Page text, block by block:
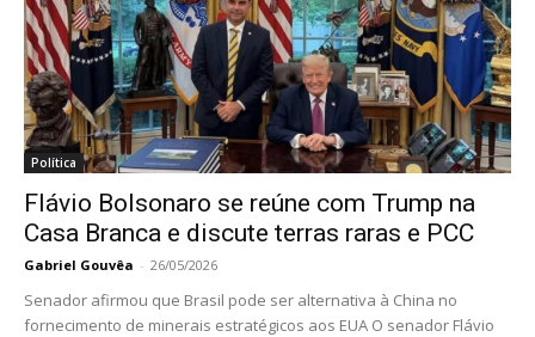
Política
Flávio Bolsonaro se reúne com Trump na
Casa Branca e discute terras raras e PCC
Gabriel Gouvêa - 26/05/2026
Senador afirmou que Brasil pode ser alternativa à China no
fornecimento de minerais estratégicos aos EUA O senador Flávio